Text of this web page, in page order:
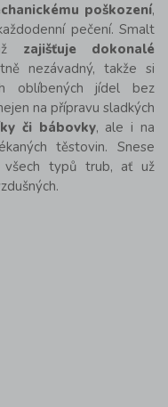
poškození,
pečení. Smalt
zajišťuje dokonalé
nezávadný, takže si
oblíbených jídel bez
na přípravu sladkých
či bábovky, ale i na
těstovin. Snese
typů trub, ať už